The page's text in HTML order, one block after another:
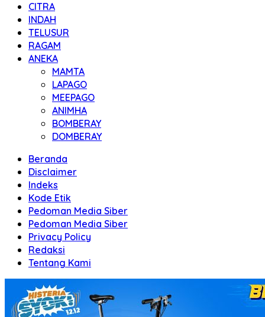
CITRA
INDAH
TELUSUR
RAGAM
ANEKA
MAMTA
LAPAGO
MEEPAGO
ANIMHA
BOMBERAY
DOMBERAY
Beranda
Disclaimer
Indeks
Kode Etik
Pedoman Media Siber
Pedoman Media Siber
Privacy Policy
Redaksi
Tentang Kami